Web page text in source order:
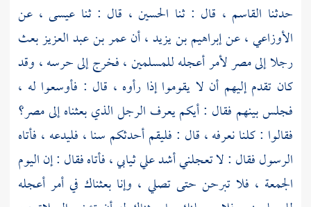
حدثنا القاسم ، قال : ثنا الحسين ، قال : ثنا عيسى ، عن
الأوزاعي ،عنإبراهيم بن يزيد ،أنعمر بن عبد العزيزبعث
رجلا إلى مصر لأمر أعجله للمسلمين ، فخرج إلى حرسه ، وقد
كان تقدم إليهم أن لا يقوموا إذا رأوه ، قال : فأوسعوا له ،
فجلس بينهم فقال : أيكم يعرف الرجل الذي بعثناه إلى مصر؟
فقالوا : كلنا نعرفه ، قال : فليقم أحدثكم سنا ، فليدعه ، فأتاه
الرسول فقال : لا تعجلني أشد علي ثيابي ، فأتاه فقال : إن اليوم
الجمعة ، فلا تبرحن حتى تصلي ، وإنا بعثناك في أمر أعجله